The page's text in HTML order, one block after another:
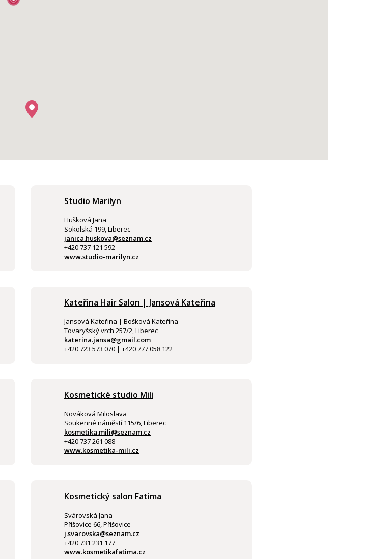
Studio Marilyn
Hušková Jana
Sokolská 199, Liberec
janica.huskova@seznam.cz
+420 737 121 592
www.studio-marilyn.cz
Kateřina Hair Salon | Jansová Kateřina
Jansová Kateřina | Bošková Kateřina
Tovaryšský vrch 257/2, Liberec
katerina.jansa@gmail.com
+420 723 573 070 | +420 777 058 122
Kosmetické studio Mili
Nováková Miloslava
Soukenné náměstí 115/6, Liberec
kosmetika.mili@seznam.cz
+420 737 261 088
www.kosmetika-mili.cz
Kosmetický salon Fatima
Svárovská Jana
Příšovice 66, Příšovice
j.svarovska@seznam.cz
+420 731 231 177
www.kosmetikafatima.cz